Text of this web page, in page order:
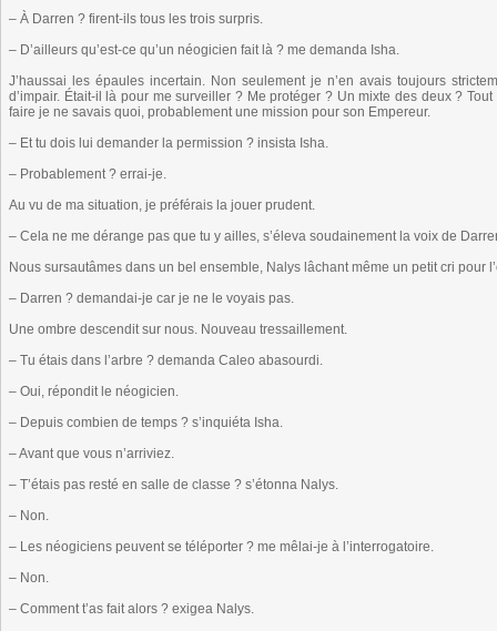
– À Darren ? firent-ils tous les trois surpris.
– D’ailleurs qu’est-ce qu’un néogicien fait là ? me demanda Isha.
J’haussai les épaules incertain. Non seulement je n’en avais toujours
d’impair. Était-il là pour me surveiller ? Me protéger ? Un mixte des deux ?
faire je ne savais quoi, probablement une mission pour son Empereur.
– Et tu dois lui demander la permission ? insista Isha.
– Probablement ? errai-je.
Au vu de ma situation, je préférais la jouer prudent.
– Cela ne me dérange pas que tu y ailles, s’éleva soudainement la voix de
Nous sursautâmes dans un bel ensemble, Nalys lâchant même un petit cri pour
– Darren ? demandai-je car je ne le voyais pas.
Une ombre descendit sur nous. Nouveau tressaillement.
– Tu étais dans l’arbre ? demanda Caleo abasourdi.
– Oui, répondit le néogicien.
– Depuis combien de temps ? s’inquiéta Isha.
– Avant que vous n’arriviez.
– T’étais pas resté en salle de classe ? s’étonna Nalys.
– Non.
– Les néogiciens peuvent se téléporter ? me mêlai-je à l’interrogatoire.
– Non.
– Comment t’as fait alors ? exigea Nalys.